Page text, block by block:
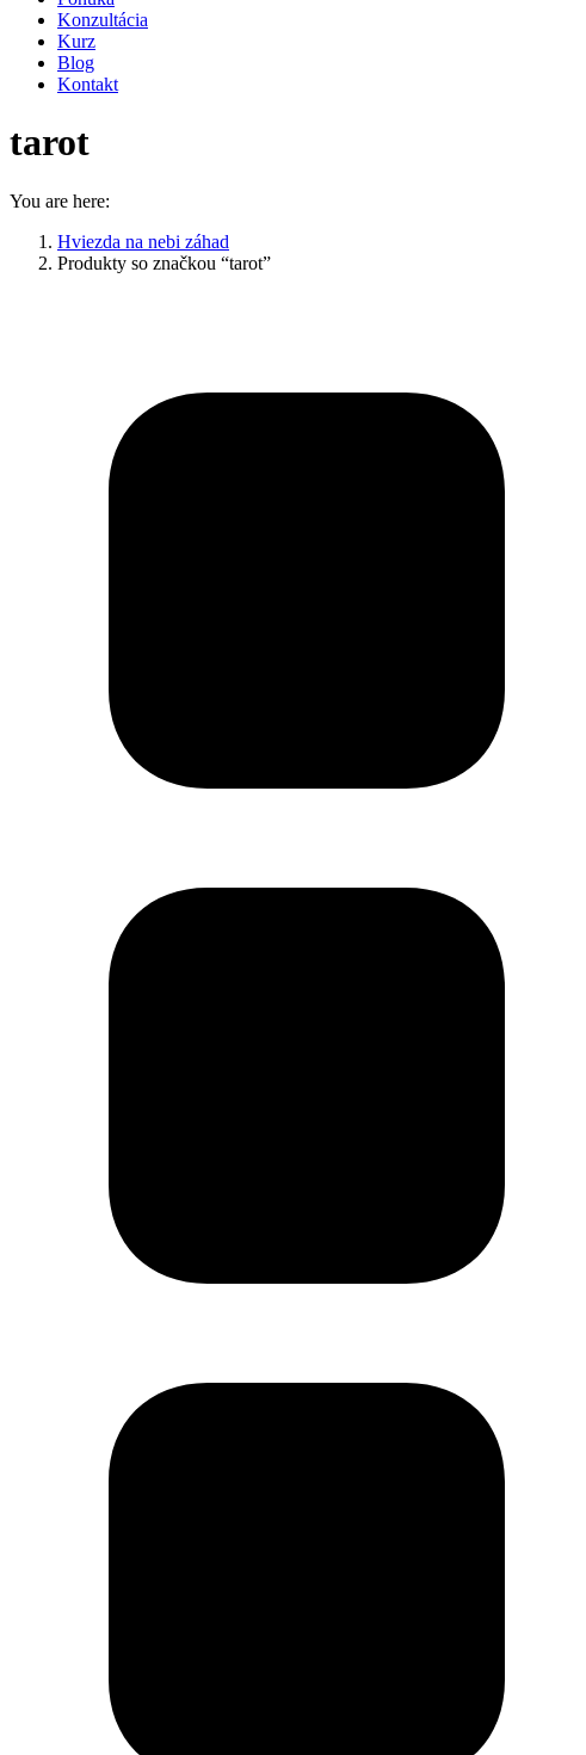
Konzultácia
Kurz
Blog
Kontakt
tarot
You are here:
Hviezda na nebi záhad
Produkty so značkou “tarot”